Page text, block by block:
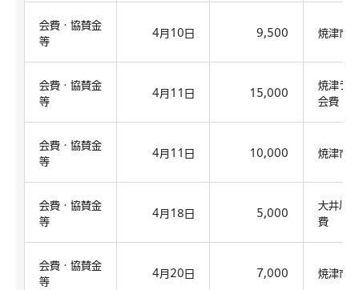
会費・協賛金
等
4月10日 9,500 焼津市
会費・協賛金
等
4月11日 15,000
焼津ラ
会費
会費・協賛金
等
4月11日 10,000 焼津市
会費・協賛金
等
4月18日 5,000
大井川
費
会費・協賛金
等
4月20日 7,000 焼津市